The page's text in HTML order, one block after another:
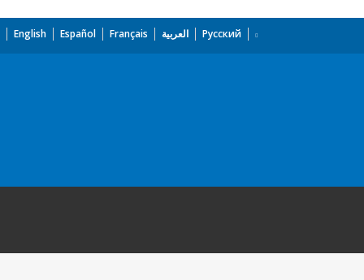
English Español Français العربية Русский